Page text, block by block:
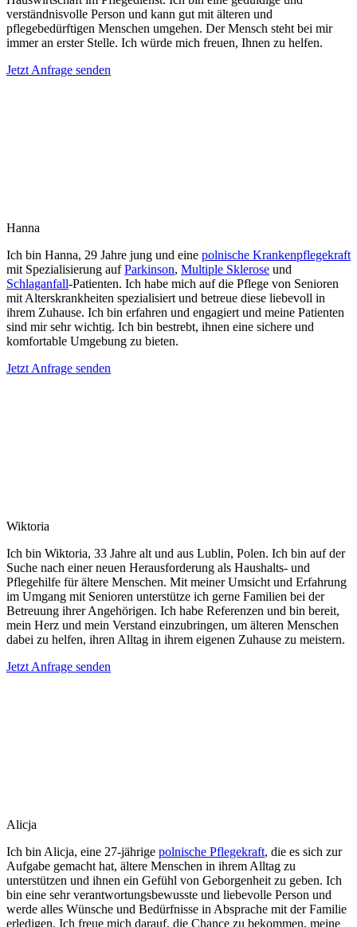
verständnisvolle Person und kann gut mit älteren und
pflegebedürftigen Menschen umgehen. Der Mensch steht bei mir
immer an erster Stelle. Ich würde mich freuen, Ihnen zu helfen.
Jetzt Anfrage senden
Hanna
Ich bin Hanna, 29 Jahre jung und eine polnische Krankenpflegekraft
mit Spezialisierung aufParkinson, Multiple Sklerose und
Schlaganfall-Patienten. Ich habe mich auf die Pflege von Senioren
mit Alterskrankheiten spezialisiert und betreue diese liebevoll in
ihrem Zuhause. Ich bin erfahren und engagiert und meine Patienten
sind mir sehr wichtig. Ich bin bestrebt, ihnen eine sichere und
komfortable Umgebung zu bieten.
Jetzt Anfrage senden
Wiktoria
Ich bin Wiktoria, 33 Jahre alt und aus Lublin, Polen. Ich bin auf der
Suche nach einer neuen Herausforderung als Haushalts- und
Pflegehilfe für ältere Menschen. Mit meiner Umsicht und Erfahrung
im Umgang mit Senioren unterstütze ich gerne Familien bei der
Betreuung ihrer Angehörigen. Ich habe Referenzen und bin bereit,
mein Herz und mein Verstand einzubringen, um älteren Menschen
dabei zu helfen, ihren Alltag in ihrem eigenen Zuhause zu meistern.
Jetzt Anfrage senden
Alicja
Ich bin Alicja, eine 27-jährige polnische Pflegekraft, die es sich zur
Aufgabe gemacht hat, ältere Menschen in ihrem Alltag zu
unterstützen und ihnen ein Gefühl von Geborgenheit zu geben. Ich
bin eine sehr verantwortungsbewusste und liebevolle Person und
werde alles Wünsche und Bedürfnisse in Absprache mit der Familie
erledigen. Ich freue mich darauf, die Chance zu bekommen, meine